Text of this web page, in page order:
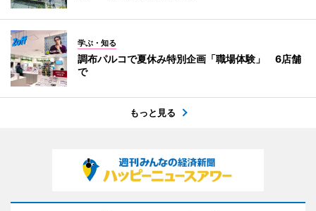
学ぶ・知る
調布パルコで夏休み特別企画「職場体験」 6店舗
で
もっと見る